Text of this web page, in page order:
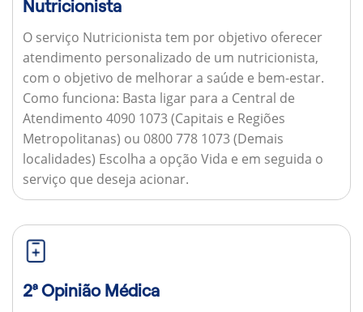
Nutricionista
O serviço Nutricionista tem por objetivo oferecer
atendimento personalizado de um nutricionista,
com o objetivo de melhorar a saúde e bem-estar.
Como funciona: Basta ligar para a Central de
Atendimento 4090 1073 (Capitais e Regiões
Metropolitanas) ou 0800 778 1073 (Demais
localidades) Escolha a opção Vida e em seguida o
serviço que deseja acionar.
2ª Opinião Médica